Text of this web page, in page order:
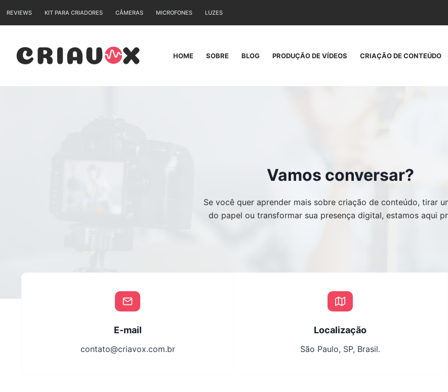
conteúdo
REVIEWS KIT PARA CRIADORES CÂMERAS MICROFONES LUZES
HOME SOBRE BLOG PRODUÇÃO DE VÍDEOS CRIAÇÃO DE CONTEÚDO
Vamos conversar?
Se você quer aprender mais sobre criação de conteúdo, tirar
do papel ou transformar sua presença digital, estamos aqui
E-mail
contato@criavox.com.br
Localização
São Paulo, SP, Brasil.